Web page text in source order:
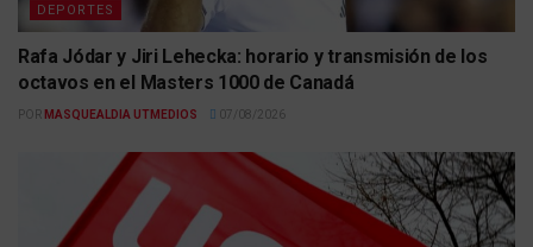
DEPORTES
Rafa Jódar y Jiri Lehecka: horario y transmisión de los
octavos en el Masters 1000 de Canadá
POR MASQUEALDIA UTMEDIOS 07/08/2026